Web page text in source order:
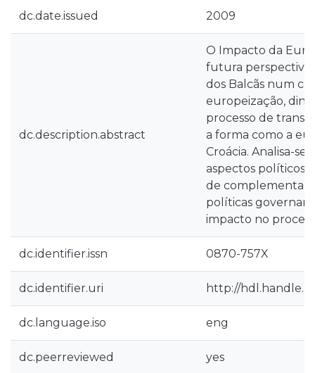
dc.date.issued 2009
dc.description.abstract
O Impacto da
futura perspectiva
dos Balcãs num
europeização,
processo de
a forma como a
Croácia. Analisa-
aspectos políticos,
de
políticas
impacto no
dc.identifier.issn 0870-757X
dc.identifier.uri http://
dc.language.iso eng
dc.peerreviewed yes